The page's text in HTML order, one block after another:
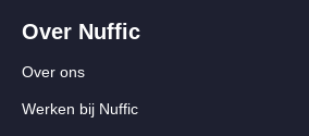
Over Nuffic
Over ons
Werken bij Nuffic